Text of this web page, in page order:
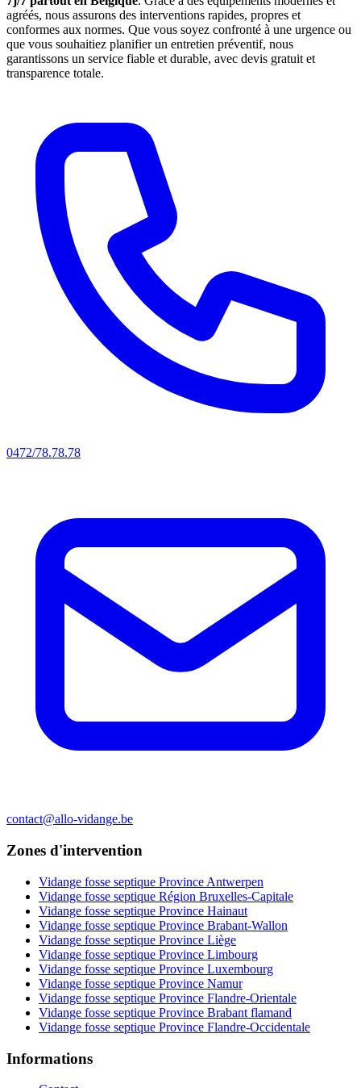
agréés, nous assurons des interventions rapides, propres et
conformes aux normes. Que vous soyez confronté à une urgence ou
que vous souhaitiez planifier un entretien préventif, nous
garantissons un service fiable et durable, avec devis gratuit et
transparence totale.
0472/78.78.78
contact@allo-vidange.be
Zones d'intervention
Vidange fosse septique Province Antwerpen
Vidange fosse septique Région Bruxelles-Capitale
Vidange fosse septique Province Hainaut
Vidange fosse septique Province Brabant-Wallon
Vidange fosse septique Province Liège
Vidange fosse septique Province Limbourg
Vidange fosse septique Province Luxembourg
Vidange fosse septique Province Namur
Vidange fosse septique Province Flandre-Orientale
Vidange fosse septique Province Brabant flamand
Vidange fosse septique Province Flandre-Occidentale
Informations